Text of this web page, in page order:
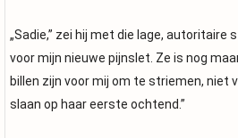
„Sadie,” zei hij met die lage, autoritaire
voor mijn nieuwe pijnslet. Ze is nog
billen zijn voor mij om te striemen, niet
slaan op haar eerste ochtend.”